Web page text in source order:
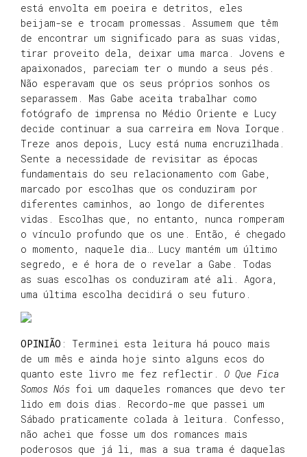
está envolta em poeira e detritos, eles
beijam-se e trocam promessas. Assumem que têm
de encontrar um significado para as suas vidas,
tirar proveito dela, deixar uma marca. Jovens e
apaixonados, pareciam ter o mundo a seus pés.
Não esperavam que os seus próprios sonhos os
separassem. Mas Gabe aceita trabalhar como
fotógrafo de imprensa no Médio Oriente e Lucy
decide continuar a sua carreira em Nova Iorque.
Treze anos depois, Lucy está numa encruzilhada.
Sente a necessidade de revisitar as épocas
fundamentais do seu relacionamento com Gabe,
marcado por escolhas que os conduziram por
diferentes caminhos, ao longo de diferentes
vidas. Escolhas que, no entanto, nunca romperam
o vínculo profundo que os une. Então, é chegado
o momento, naquele dia… Lucy mantém um último
segredo, e é hora de o revelar a Gabe. Todas
as suas escolhas os conduziram até ali. Agora,
uma última escolha decidirá o seu futuro.
OPINIÃO : Terminei esta leitura há pouco mais
de um mês e ainda hoje sinto alguns ecos do
quanto este livro me fez reflectir. O Que Fica
Somos Nós foi um daqueles romances que devo ter
lido em dois dias. Recordo-me que passei um
Sábado praticamente colada à leitura. Confesso,
não achei que fosse um dos romances mais
poderosos que já li, mas a sua trama é daquelas